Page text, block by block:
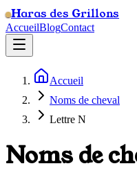
Haras des Grillons
AccueilBlogContact
Accueil
Noms de cheval
Lettre N
Noms de